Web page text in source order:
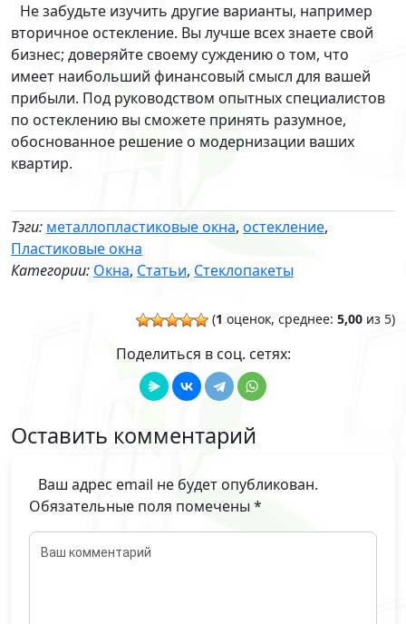
Не забудьте изучить другие варианты, например
вторичное остекление. Вы лучше всех знаете свой
бизнес; доверяйте своему суждению о том, что
имеет наибольший финансовый смысл для вашей
прибыли. Под руководством опытных специалистов
по остеклению вы сможете принять разумное,
обоснованное решение о модернизации ваших
квартир.
Тэги: металлопластиковые окна, остекление,
Пластиковые окна
Категории: Окна, Статьи, Стеклопакеты
(1 оценок, среднее: 5,00 из 5)
Поделиться в соц. сетях:
Оставить комментарий
Ваш адрес email не будет опубликован.
Обязательные поля помечены *